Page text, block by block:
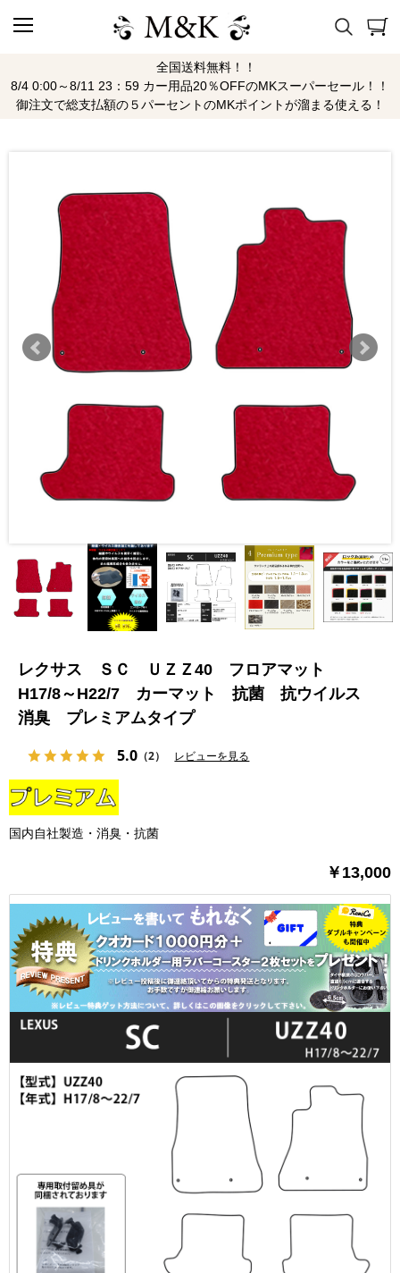
全国送料無料！！
8/4 0:00～8/11 23：59 カー用品20％OFFのMKスーパーセール！！
御注文で総支払額の５パーセントのMKポイントが溜まる使える！
レクサス ＳＣ ＵＺＺ40 フロアマット
H17/8～H22/7 カーマット 抗菌 抗ウイルス
消臭 プレミアムタイプ
5.0 （2） レビューを見る
国内自社製造・消臭・抗菌
￥13,000